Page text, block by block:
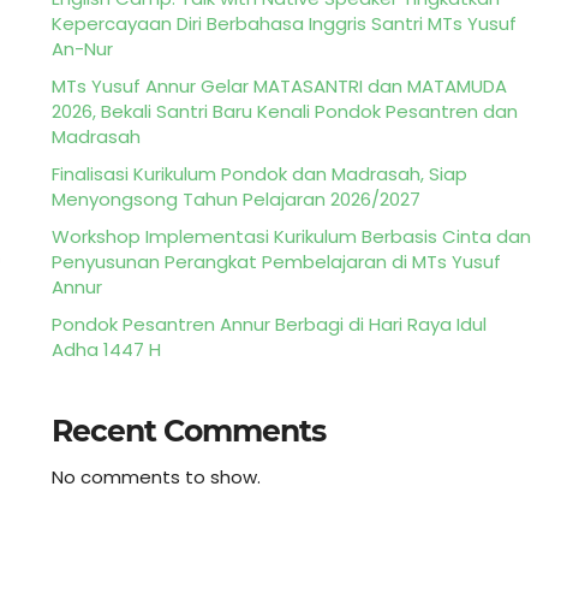
Kepercayaan Diri Berbahasa Inggris Santri MTs Yusuf
An-Nur
MTs Yusuf Annur Gelar MATASANTRI dan MATAMUDA
2026, Bekali Santri Baru Kenali Pondok Pesantren dan
Madrasah
Finalisasi Kurikulum Pondok dan Madrasah, Siap
Menyongsong Tahun Pelajaran 2026/2027
Workshop Implementasi Kurikulum Berbasis Cinta dan
Penyusunan Perangkat Pembelajaran di MTs Yusuf
Annur
Pondok Pesantren Annur Berbagi di Hari Raya Idul
Adha 1447 H
Recent Comments
No comments to show.